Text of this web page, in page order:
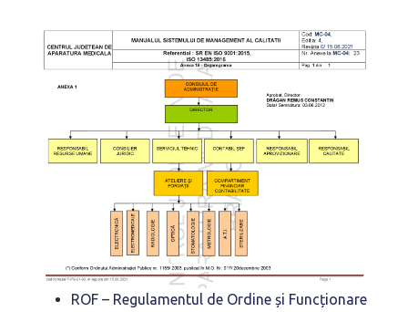
ROF – Regulamentul de Ordine și Funcționare